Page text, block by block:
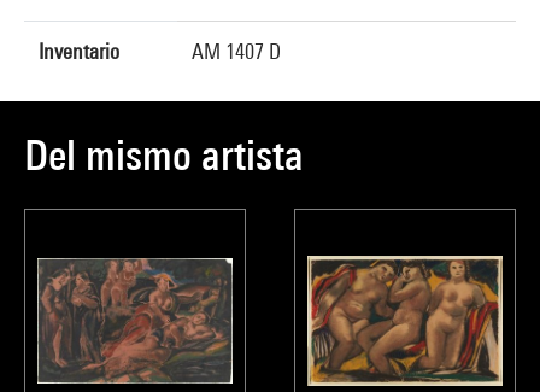
Inventario AM 1407 D
Del mismo artista